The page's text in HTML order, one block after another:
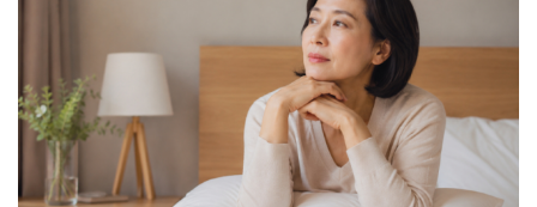
Sức khỏe
Đời sống